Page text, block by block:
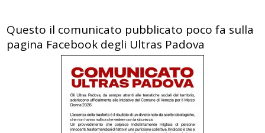
Questo il comunicato pubblicato poco fa sulla
pagina Facebook degli Ultras Padova